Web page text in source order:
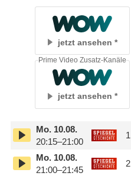
jetzt ansehen
jetzt ansehen
Prime Video Zusatz-Kanäle
Mo.10.08.
20:15–21:00
1
Mo.10.08.
21:00–21:45
2